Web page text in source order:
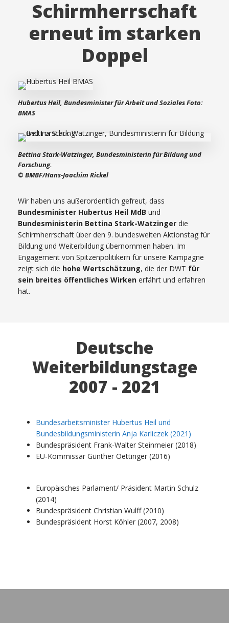
Schirmherrschaft
erneut im starken
Doppel
Hubertus Heil, Bundesminister für Arbeit und Soziales Foto:
BMAS
Bettina Stark-Watzinger, Bundesministerin für Bildung und
Forschung.
© BMBF/Hans-Joachim Rickel
Wir haben uns außerordentlich gefreut, dass
Bundesminister Hubertus Heil MdB und
Bundesministerin Bettina Stark-Watzinger die
Schirmherrschaft über den 9. bundesweiten Aktionstag für
Bildung und Weiterbildung übernommen haben. Im
Engagement von Spitzenpolitikern für unsere Kampagne
zeigt sich die hohe Wertschätzung, die der DWT für
sein breites öffentliches Wirken erfährt und erfahren
hat.
Deutsche
Weiterbildungstage
2007 - 2021
Bundesarbeitsminister Hubertus Heil und
Bundesbildungsministerin Anja Karliczek (2021)
Bundespräsident Frank-Walter Steinmeier (2018)
EU-Kommissar Günther Oettinger (2016)
Europäisches Parlament/ Präsident Martin Schulz
(2014)
Bundespräsident Christian Wulff (2010)
Bundespräsident Horst Köhler (2007, 2008)